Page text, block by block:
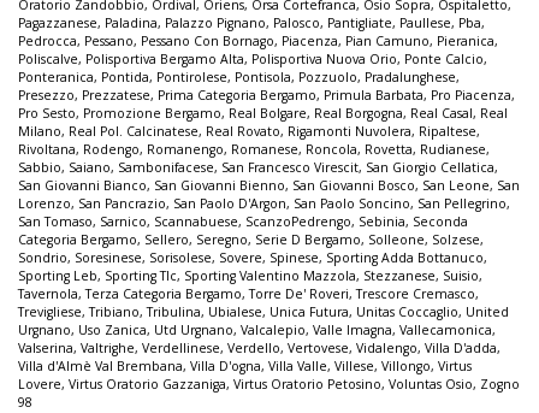
Oratorio Zandobbio, Ordival, Oriens, Orsa Cortefranca, Osio Sopra, Ospitaletto,
Pagazzanese, Paladina, Palazzo Pignano, Palosco, Pantigliate, Paullese, Pba,
Pedrocca, Pessano, Pessano Con Bornago, Piacenza, Pian Camuno, Pieranica,
Poliscalve, Polisportiva Bergamo Alta, Polisportiva Nuova Orio, Ponte Calcio,
Ponteranica, Pontida, Pontirolese, Pontisola, Pozzuolo, Pradalunghese,
Presezzo, Prezzatese, Prima Categoria Bergamo, Primula Barbata, Pro Piacenza,
Pro Sesto, Promozione Bergamo, Real Bolgare, Real Borgogna, Real Casal, Real
Milano, Real Pol. Calcinatese, Real Rovato, Rigamonti Nuvolera, Ripaltese,
Rivoltana, Rodengo, Romanengo, Romanese, Roncola, Rovetta, Rudianese,
Sabbio, Saiano, Sambonifacese, San Francesco Virescit, San Giorgio Cellatica,
San Giovanni Bianco, San Giovanni Bienno, San Giovanni Bosco, San Leone, San
Lorenzo, San Pancrazio, San Paolo D'Argon, San Paolo Soncino, San Pellegrino,
San Tomaso, Sarnico, Scannabuese, ScanzoPedrengo, Sebinia, Seconda
Categoria Bergamo, Sellero, Seregno, Serie D Bergamo, Solleone, Solzese,
Sondrio, Soresinese, Sorisolese, Sovere, Spinese, Sporting Adda Bottanuco,
Sporting Leb, Sporting Tlc, Sporting Valentino Mazzola, Stezzanese, Suisio,
Tavernola,Terza Categoria Bergamo,Torre De' Roveri,Trescore Cremasco,
Trevigliese,Tribiano,Tribulina, Ubialese, Unica Futura, Unitas Coccaglio, United
Urgnano, Uso Zanica, Utd Urgnano, Valcalepio, Valle Imagna, Vallecamonica,
Valserina, Valtrighe, Verdellinese, Verdello, Vertovese, Vidalengo, Villa D'adda,
Villa d'Almè Val Brembana, Villa D'ogna, Villa Valle, Villese, Villongo, Virtus
Lovere, Virtus Oratorio Gazzaniga, Virtus Oratorio Petosino, Voluntas Osio, Zogno
98